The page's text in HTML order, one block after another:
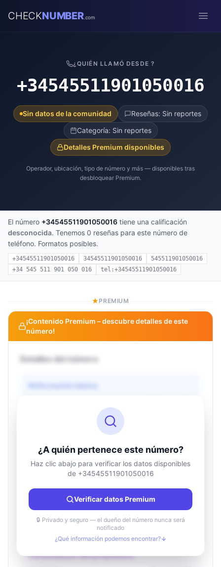
CHECKNUMBER.com
¿QUIÉN LLAMÓ DESDE ?
+34545511901050016
Sin datos de la comunidad
Reseñas: Sin reportes
Categoría: Sin reportes
Detalles Premium disponibles
Operador, ubicación, tipo de número y más — disponibles tras
desbloquear Premium.
El número +34545511901050016 tiene una calificación
desconocida. Tenemos 0 reseñas para este número de
teléfono. Formatos posibles.
+34545511901050016 34545511901050016
545511901050016
+34 545 511 901 050 016
tel:+34545511901050016
PREMIUM
¡Contenido Premium – descubre detalles de este
número!
Detalles del número
Información básica
Información de ubicación
País
Desconocido
Ciudad
Desconocido
Región
Desconocido
Información del propietario
¿A quién pertenece este número?
Haz clic abajo para verificar los datos disponibles
de +34545511901050016
Verificar datos Premium
🔒 Privado y seguro — el dueño del número nunca será
notificado
¿Qué información podemos encontrar?